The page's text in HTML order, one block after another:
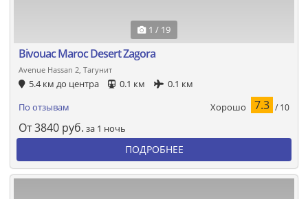
1 / 19
Bivouac Maroc Desert Zagora
Avenue Hassan 2, Тагунит
5.4 км до центра 0.1 км
0.1 км
По отзывам
Хорошо 7.3 / 10
От3840 руб. за 1 ночь
ПОДРОБНЕЕ